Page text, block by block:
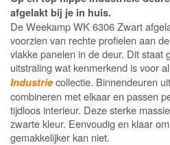
afgelakt bij je in huis.
De Weekamp WK 6306 Zwart
voorzien van rechte profielen aan
vlakke panelen in de deur. Dit staat
uitstraling wat kenmerkend is voor
Industriecollectie. Binnendeuren
combineren met elkaar en passen
tijdloos interieur. Deze sterke
zwarte kleur. Eenvoudig en klaar
gemakkelijker kan niet.